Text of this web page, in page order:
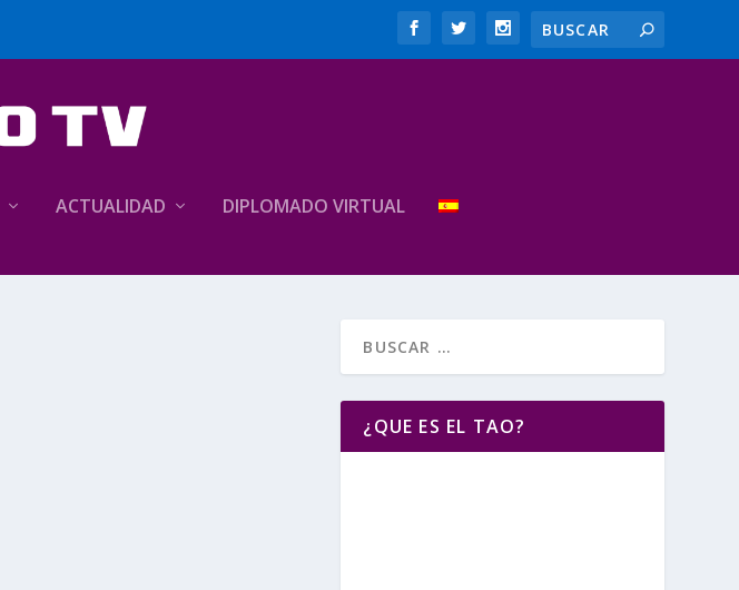
ACTUALIDAD DIPLOMADO VIRTUAL
¿QUE ES EL TAO?